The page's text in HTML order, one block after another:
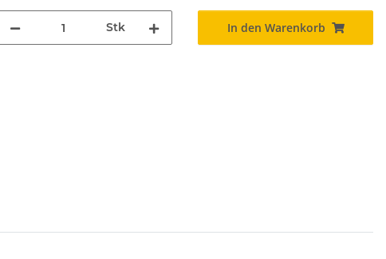
Stk In den Warenkorb